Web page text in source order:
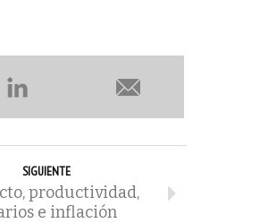
SIGUIENTE
productividad,
e inflación